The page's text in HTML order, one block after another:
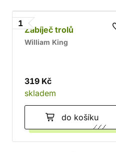
1
Zabíječ trolů
William King
319 Kč
skladem
do košíku